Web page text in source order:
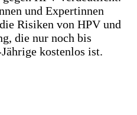
und Expertinnen
Risiken von HPV und
die nur noch bis
kostenlos ist.